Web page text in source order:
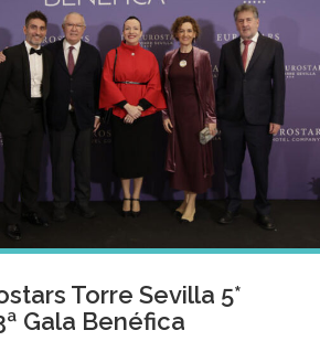
Torre Sevilla 5*
Gala Benéfica